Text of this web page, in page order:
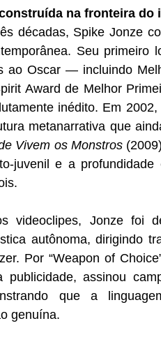
na fronteira do
décadas, Spike Jonze
Seu primeiro
ao Oscar — incluindo
Award de Melhor
inédito. Em 2002,
metanarrativa que
Vivem os Monstros
juvenil e a
videoclipes, Jonze foi
autônoma, dirigindo
Por “Weapon of
publicidade, assinou
que a
genuína.